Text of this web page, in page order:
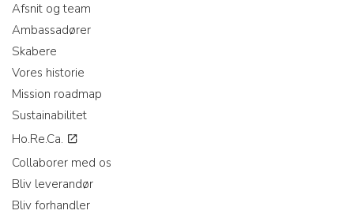
Afsnit og team
Ambassadører
Skabere
Vores historie
Mission roadmap
Sustainabilitet
Ho.Re.Ca.
Collaborer med os
Bliv leverandør
Bliv forhandler